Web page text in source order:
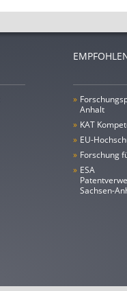
»
Anhalt
» KAT
» EU-
» Forschung
» ESA
Sachsen-